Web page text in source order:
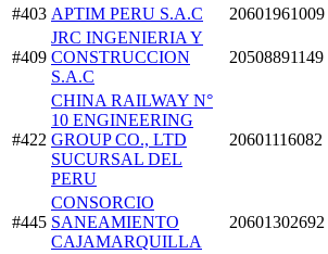
#403 APTIM PERU S.A.C 20601961009
#409
JRC INGENIERIA Y
CONSTRUCCION
S.A.C
20508891149
#422
CHINA RAILWAY N°
10 ENGINEERING
GROUP CO., LTD
SUCURSAL DEL
PERU
20601116082
#445
CONSORCIO
SANEAMIENTO
CAJAMARQUILLA
20601302692